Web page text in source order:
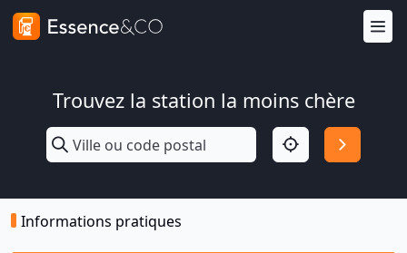
Trouvez la station la moins chère
Informations pratiques